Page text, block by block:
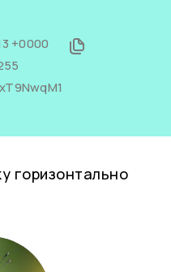
+0000
горизонтально